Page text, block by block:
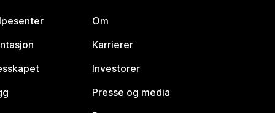
Om
Karrierer
Investorer
Presse og media